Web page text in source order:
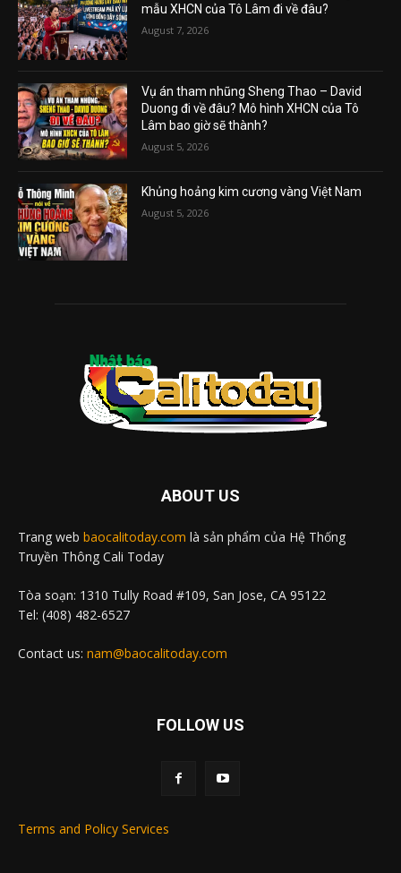
mẫu XHCN của Tô Lâm đi về đâu?
August 7, 2026
Vụ án tham nhũng Sheng Thao – David
Duong đi về đâu? Mô hình XHCN của Tô
Lâm bao giờ sẽ thành?
August 5, 2026
Khủng hoảng kim cương vàng Việt Nam
August 5, 2026
ABOUT US
Trang web baocalitoday.com là sản phẩm của Hệ Thống
Truyền Thông Cali Today
Tòa soạn: 1310 Tully Road #109, San Jose, CA 95122
Tel: (408) 482-6527
Contact us: nam@baocalitoday.com
FOLLOW US
Terms and Policy Services